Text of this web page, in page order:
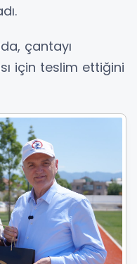
çantayı
için teslim ettiğini